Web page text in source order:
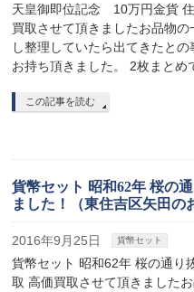
天皇御即位記念 10万円金貨
買取させて頂きましたお品物
し整理していたら出てきたと
お持ち頂きました。 2枚まとめ
この記事を読む
貨幣セット 昭和62年 桜の
ました！（東住吉区矢田の
2016年9月25日 貨幣セット
貨幣セット 昭和62年 桜の通り
取 高価買取させて頂きました